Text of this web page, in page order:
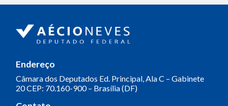
Endereço
Câmara dos Deputados Ed. Principal, Ala C – Gabinete
20CEP: 70.160-900 – Brasília (DF)